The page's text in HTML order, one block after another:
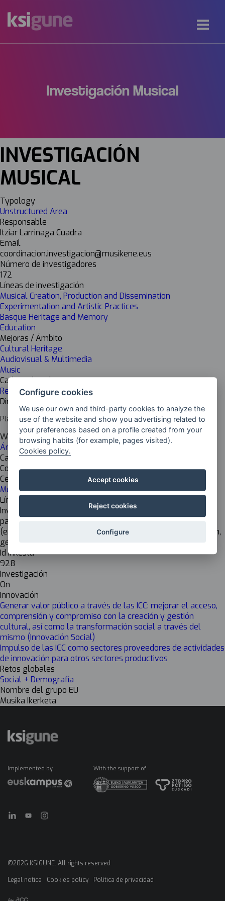
Investigación Musical
INVESTIGACIÓN
MUSICAL
Typology
Unstructured Area
Responsable
Itziar Larrinaga Cuadra
Email
coordinacion.investigacion@musikene.eus
Número de investigadores
172
Líneas de investigación
Musical Creation, Production and Dissemination
Experimentation and Artistic Practices
Basque Heritage and Memory
Education
Mejoras / Ámbito
Cultural Heritage
Audiovisual & Multimedia
Music
Cadena de valor
Research
Dirección del centro
Plaza de Europa 2, 20018 Donostia-San Sebastián, Gipuzkoa
Web del centro
Área de Investigación
Cargo del responsable
Coordinadora de investigación e innovación
Centro de investigación
Musikene
Líneas de investigación
Investigación artística, pedagogía musical, música de jazz,
patrimonio musical, patrimonio musical vasco. Cada máster
(en interpretación, creación, estudios orquestales, mediación,
gestión y difusión) tiene líneas de investigación específicas.
Id Inkesta
928
Investigación
On
Innovación
Generar valor público a través de las ICC: mejorar el acceso,
comprensión y compromiso con la creación y gestión
cultural, así como la transformación social a través del
mismo (Innovación Social)
Impulso de las ICC como sectores proveedores de actividades
de innovación para otros sectores productivos
Retos globales
Social + Demografía
Nombre del grupo EU
Musika Ikerketa
Implemented by With the support of
©2026 KSIGUNE. All rights reserved
Menú
legales
Legal notice Cookies policy Política de privacidad
Configure cookies
We use our own and third-party cookies to analyze the
use of the website and show you advertising related to
your preferences based on a profile created from your
browsing habits (for example, pages visited).
Cookies policy.
Accept cookies
Reject cookies
Configure